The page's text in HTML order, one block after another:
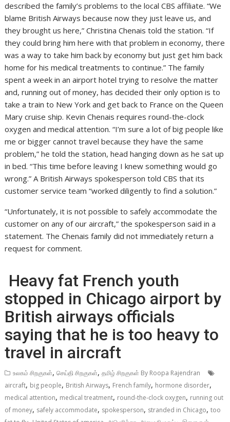
described the family’s problems to the local CBS affiliate. “We
blame British Airways because now they just leave us, and
they brought us here,” Christina Chenais told the station. “If
they could bring him here with that problem in economy, there
was a way to take him back by economy but just get him back
home for his medical treatments to continue.” The family
spent a week in an airport hotel trying to resolve the matter
and, running out of money, has decided their only option is to
take a train to New York and get back to France on the Queen
Mary cruise ship. Kevin Chenais requires round-the-clock
oxygen and medical attention. “I’m sure a lot of big people like
me or bigger cannot travel because they have the same
problem,” he told the station, head hanging down as he sat up
in bed. “This time before leaving I knew something would go
wrong.” A British Airways spokesperson told CBS that its
customer service team “worked diligently to find a solution.”
“Unfortunately, it is not possible to safely accommodate the
customer on any of our aircraft,” the spokesperson said in a
statement. The Chenais family did not immediately return a
request for comment.
Heavy fat French youth
stopped in Chicago airport by
British airways officials
saying that he is too heavy to
travel in aircraft
உலகம் சிறகுகள்,செய்தி சிறகுகள்,தமிழ் சிறகுகள் By Roopa Rajendran
aircraft, big people, British Airways, French family, hormone disorder,
medical attention, medical treatment, round-the-clock oxygen, running out
of money, safely accommodate, spokesperson, stranded in Chicago,too